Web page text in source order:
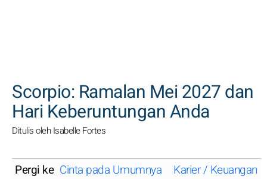
Scorpio: Ramalan Mei 2027 dan
Hari Keberuntungan Anda
Ditulis oleh Isabelle Fortes
Pergi ke Cinta pada Umumnya Karier / Keuangan